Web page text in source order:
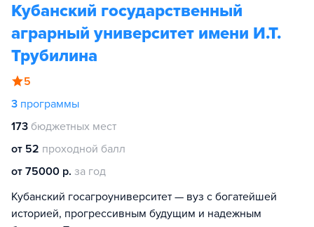
Кубанский государственный
аграрный университет имени И.Т.
Трубилина
5
3 программы
173 бюджетных мест
от 52 проходной балл
от 75000 р. за год
Кубанский госагроуниверситет — вуз с богатейшей
историей, прогрессивным будущим и надежным